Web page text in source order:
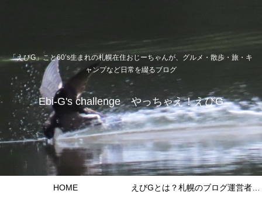
「えびG」こと60’s生まれの札幌在住おじーちゃんが、グルメ・散歩・旅・キ
ャンプなど日常を綴るブログ
Ebi-G's challenge やっちゃえ！えびG
HOME